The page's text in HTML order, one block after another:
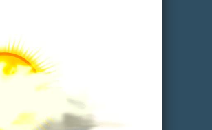
HAVA DURUMU